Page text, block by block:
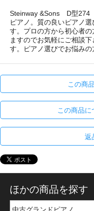
Steinway &Sons D型274
ピアノ。質の良いピアノ
す。プロの方から初心者
ますのでお気軽にご相談
す。ピアノ選びでお悩みの
この商
この商品に
返
ほかの商品を探す